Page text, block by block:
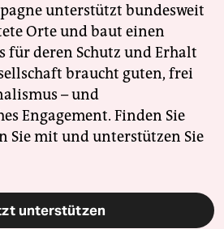
unterstützt bundesweit
Orte und baut einen
für deren Schutz und Erhalt
braucht guten, frei
– und
Engagement. Finden Sie
Sie mit und unterstützen Sie
unterstützen